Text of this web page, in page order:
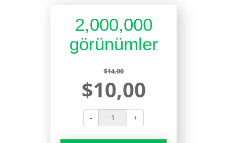
2,000,000
görünümler
$14,00
$10,00
- +